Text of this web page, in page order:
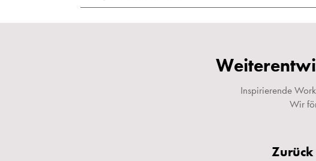
Inspirierende
Wir
Zurück